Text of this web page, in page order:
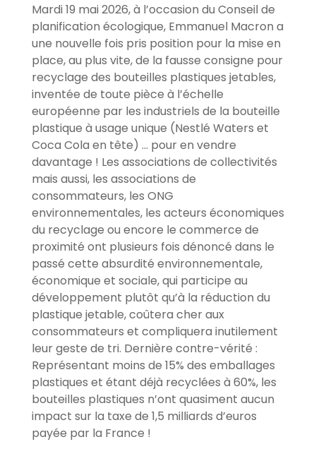
Mardi 19 mai 2026, à l’occasion du Conseil de
planification écologique, Emmanuel Macron a
une nouvelle fois pris position pour la mise en
place, au plus vite, de la fausse consigne pour
recyclage des bouteilles plastiques jetables,
inventée de toute pièce à l’échelle
européenne par les industriels de la bouteille
plastique à usage unique (Nestlé Waters et
Coca Cola en tête) … pour en vendre
davantage ! Les associations de collectivités
mais aussi, les associations de
consommateurs, les ONG
environnementales, les acteurs économiques
du recyclage ou encore le commerce de
proximité ont plusieurs fois dénoncé dans le
passé cette absurdité environnementale,
économique et sociale, qui participe au
développement plutôt qu’à la réduction du
plastique jetable, coûtera cher aux
consommateurs et compliquera inutilement
leur geste de tri. Dernière contre-vérité :
Représentant moins de 15% des emballages
plastiques et étant déjà recyclées à 60%, les
bouteilles plastiques n’ont quasiment aucun
impact sur la taxe de 1,5 milliards d’euros
payée par la France !